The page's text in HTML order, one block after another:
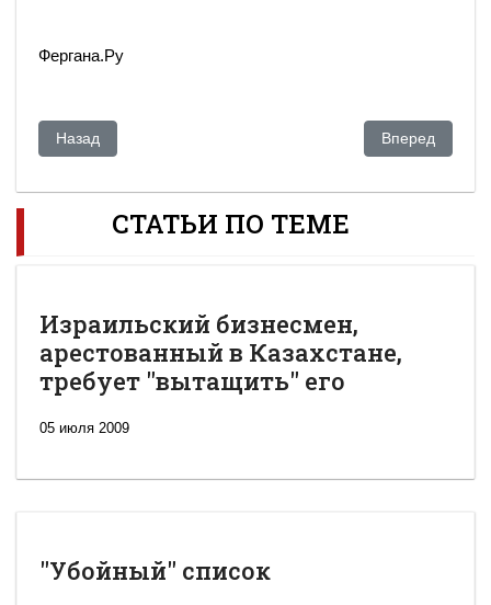
Фергана.Ру
Предыдущий: Очистим Казахстан от Крестного Зятя!
Назад Следующий:
Вперед
СТАТЬИ ПО ТЕМЕ
Израильский бизнесмен,
арестованный в Казахстане,
требует "вытащить" его
05 июля 2009
"Убойный" список